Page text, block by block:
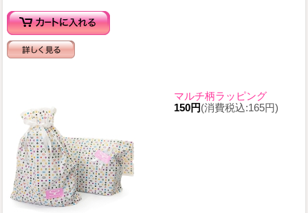
マルチ柄ラッピング
150円(消費税込:165円)